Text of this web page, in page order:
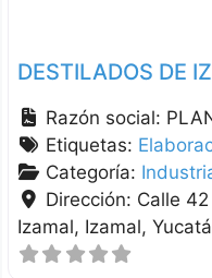
DESTILADOS DE
Razón social:
Etiquetas:
Categoría:
Dirección: Calle
Izamal Izamal